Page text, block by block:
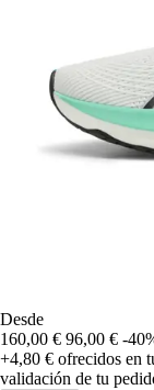
Desde
160,00 € 96,00 € -
+4,80 € ofrecidos en
validación de tu